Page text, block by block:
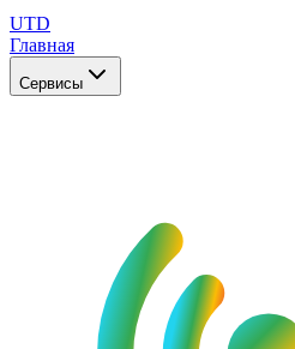
UTD
Главная
Сервисы